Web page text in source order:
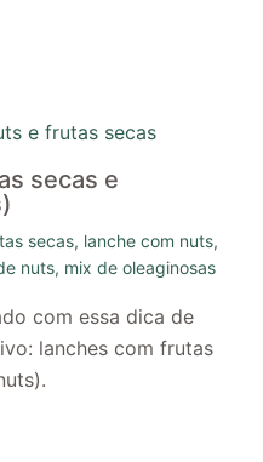
secas e
secas, lanche com nuts,
nuts, mix de oleaginosas
com essa dica de
lanches com frutas